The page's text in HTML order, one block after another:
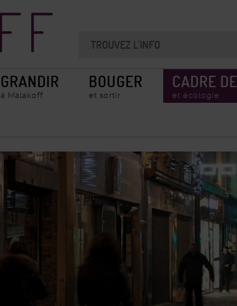
GRANDIR
à Malakoff
BOUGER
et sortir
CADRE
et écologie